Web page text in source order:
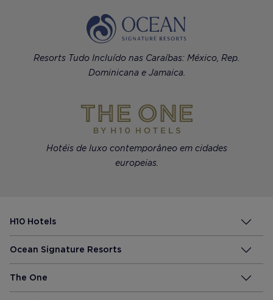
Resorts Tudo Incluído nas Caraíbas: México, Rep.
Dominicana e Jamaica.
Hotéis de luxo contemporâneo em cidades
europeias.
H10 Hotels
Ocean Signature Resorts
The One